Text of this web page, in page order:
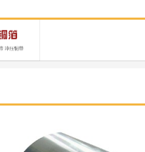
15,105 -70
92,000